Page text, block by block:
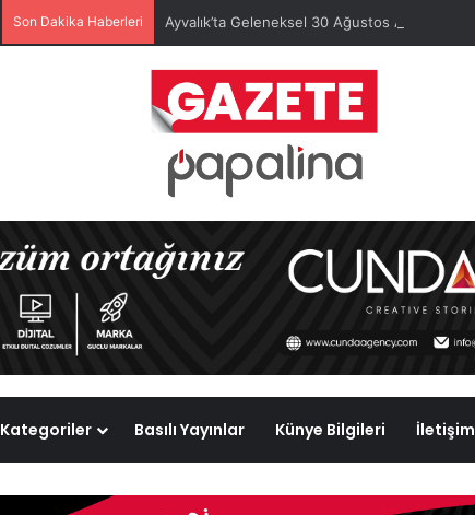
Son Dakika Haberleri
Kategoriler Basılı Yayınlar Künye Bilgileri İletişim